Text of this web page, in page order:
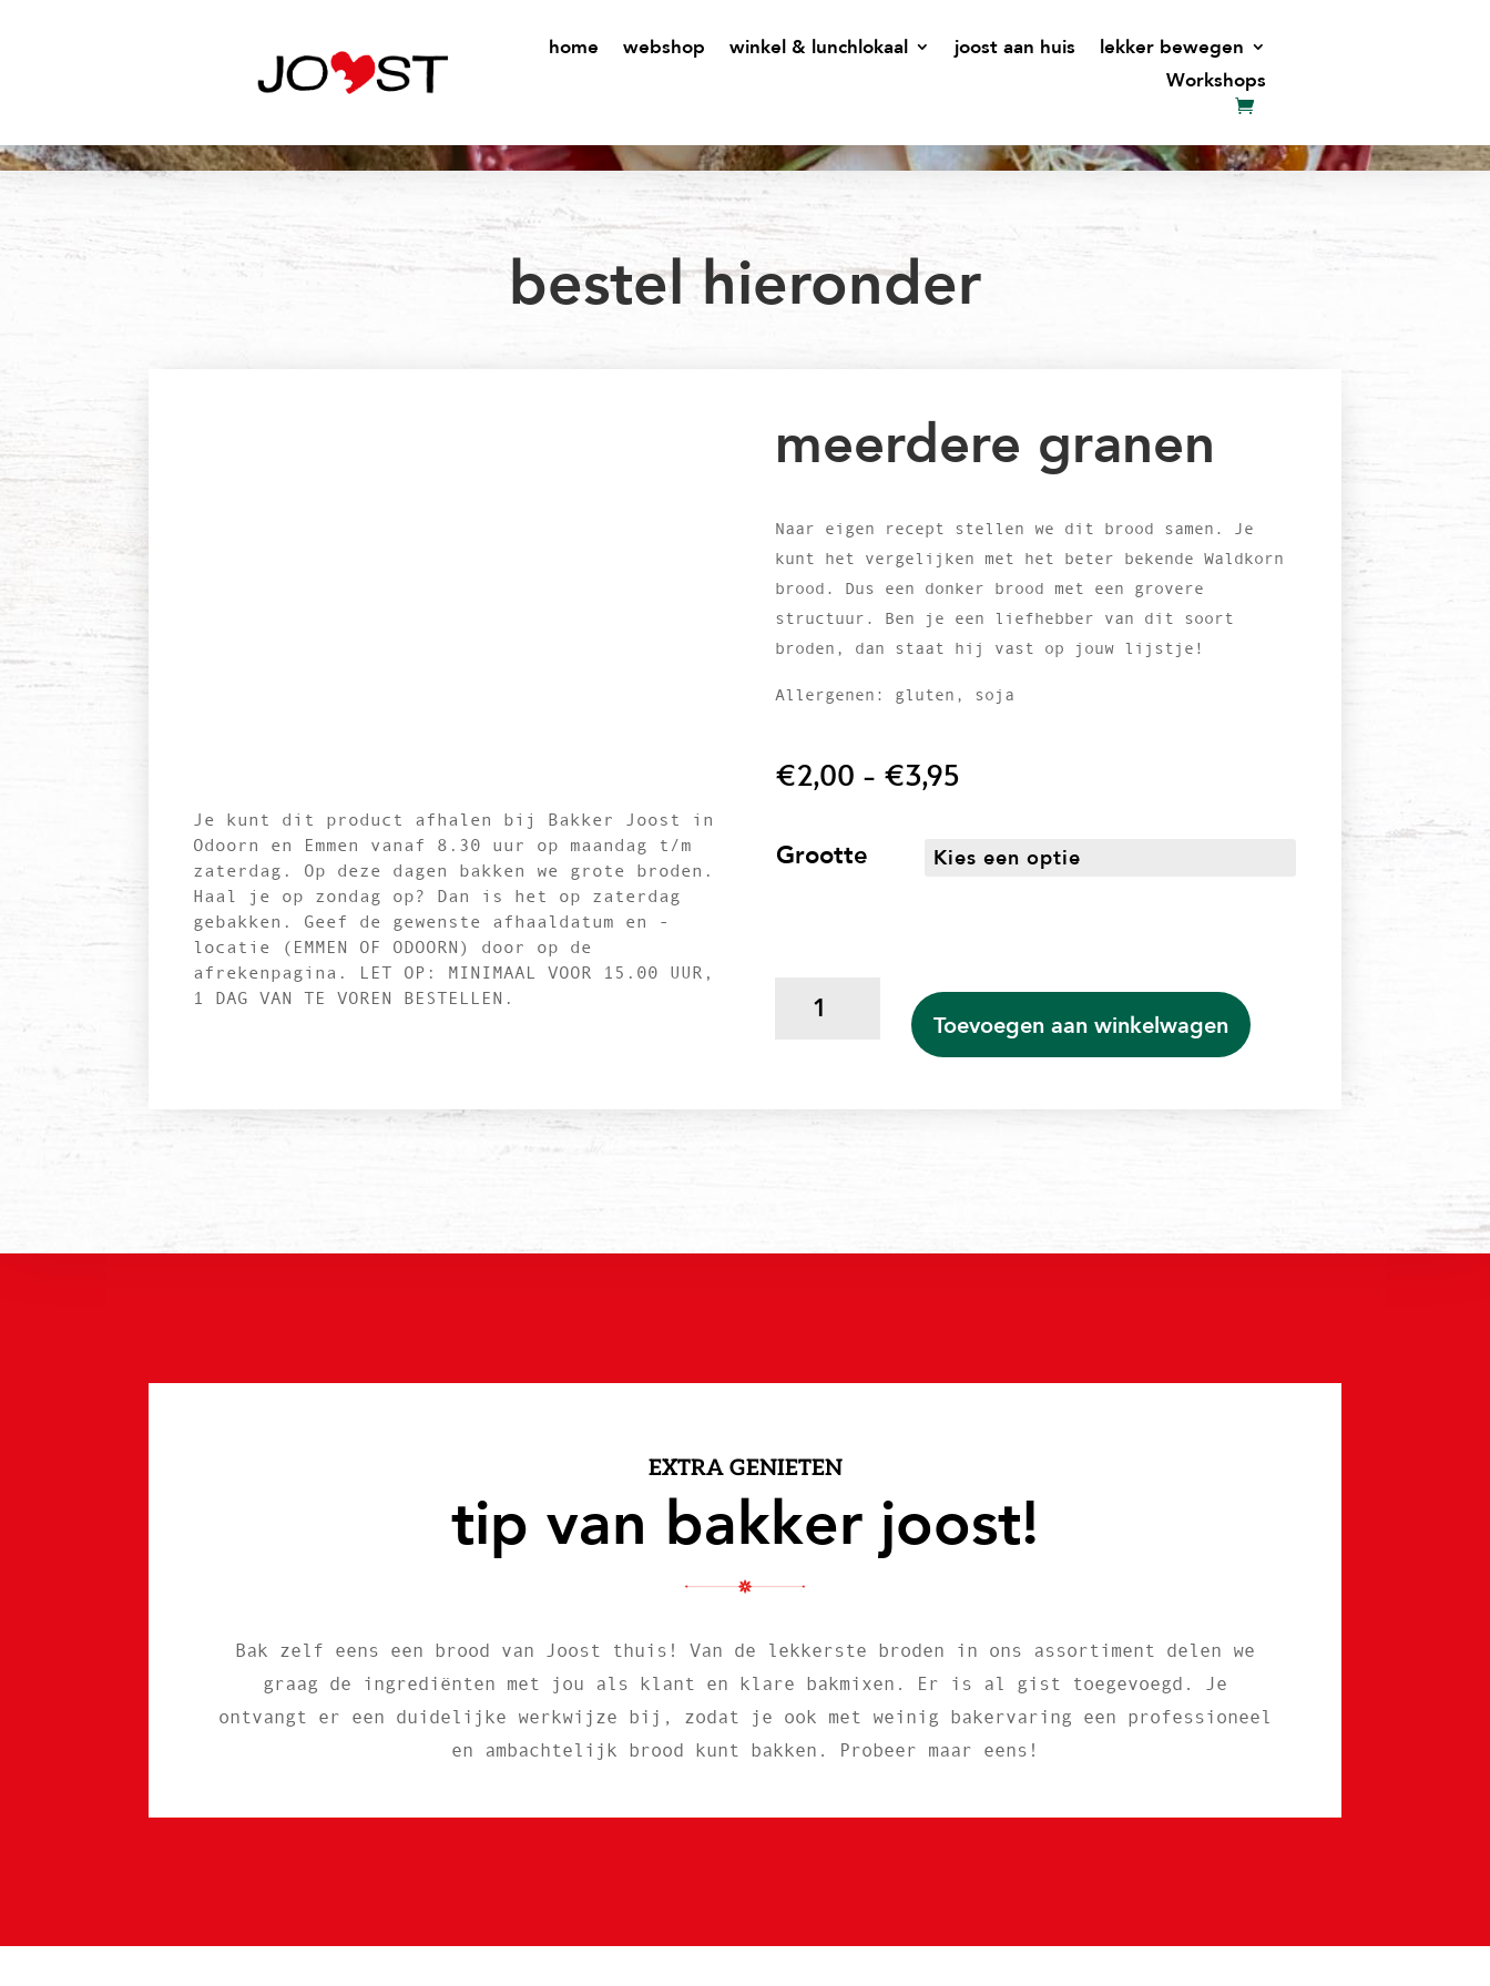
home webshop winkel & lunchlokaal joost aan huis
lekker bewegen
Workshops
bestel hieronder
Je kunt dit product afhalen bij Bakker Joost in
Odoorn en Emmen vanaf 8.30 uur op maandag t/m
zaterdag. Op deze dagen bakken we grote broden.
Haal je op zondag op? Dan is het op zaterdag
gebakken. Geef de gewenste afhaaldatum en -
locatie (EMMEN OF ODOORN) door op de
afrekenpagina. LET OP: MINIMAAL VOOR 15.00 UUR,
1 DAG VAN TE VOREN BESTELLEN.
meerdere granen
Naar eigen recept stellen we dit brood samen. Je
kunt het vergelijken met het beter bekende Waldkorn
brood. Dus een donker brood met een grovere
structuur. Ben je een liefhebber van dit soort
broden, dan staat hij vast op jouw lijstje!
Allergenen: gluten, soja
€2,00 - €3,95
€3,95
Grootte
Granen
Toevoegen aan winkelwagen
EXTRA GENIETEN
tip van bakker joost!
Bak zelf eens een brood van Joost thuis! Van de lekkerste broden in ons assortiment delen we
graag de ingrediënten met jou als klant en klare bakmixen. Er is al gist toegevoegd. Je
ontvangt er een duidelijke werkwijze bij, zodat je ook met weinig bakervaring een professioneel
en ambachtelijk brood kunt bakken. Probeer maar eens!